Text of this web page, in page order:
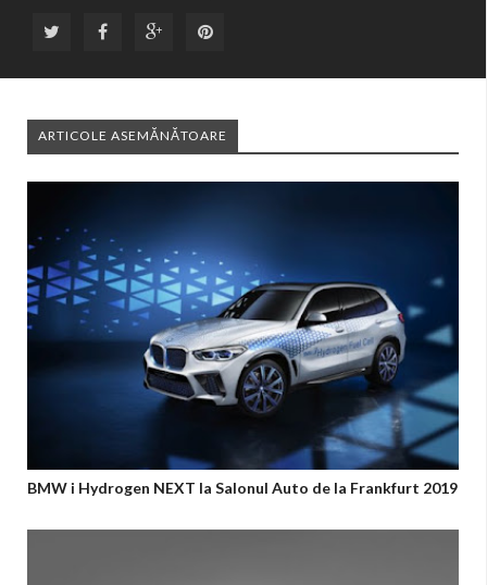
ARTICOLE ASEMĂNĂTOARE
BMW i Hydrogen NEXT la Salonul Auto de la Frankfurt 2019